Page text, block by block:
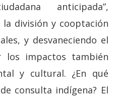
anticipada”,
división y cooptación
y desvaneciendo el
los impactos también
y cultural. ¿En qué
consulta indígena? El